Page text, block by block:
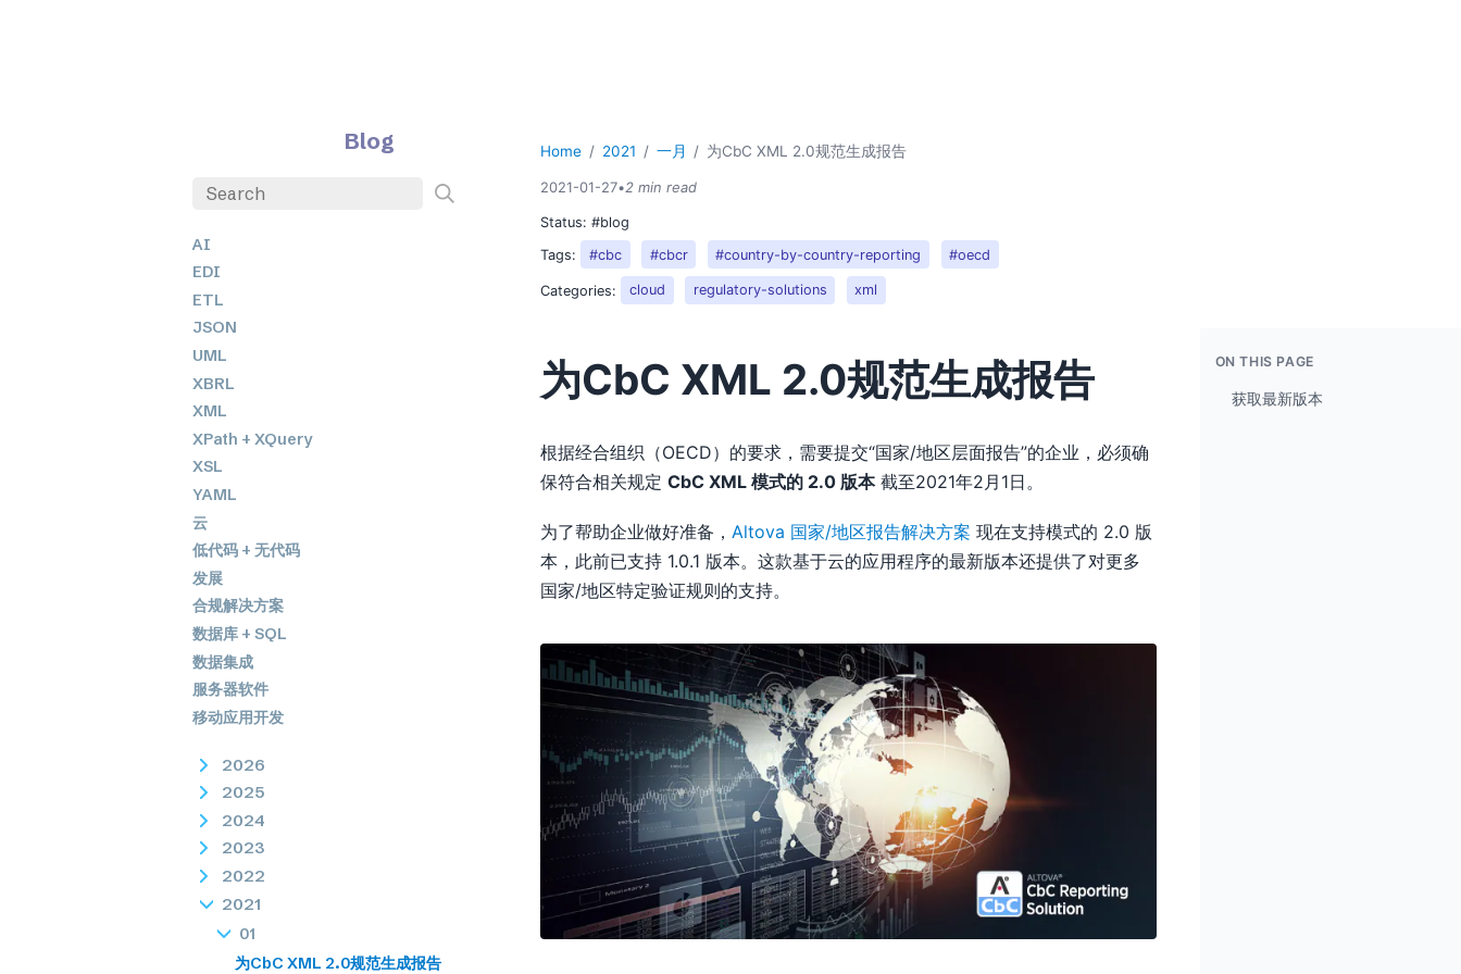
Blog
AI
EDI
ETL
JSON
UML
XBRL
XML
XPath + XQuery
XSL
YAML
云
低代码 + 无代码
发展
合规解决方案
数据库 + SQL
数据集成
服务器软件
移动应用开发
2026
2025
2024
2023
2022
2021
01
为CbC XML 2.0规范生成报告
Home 2021 一月 为CbC XML 2.0规范生成报告
2021-01-27•2 min read
Status:#blog
Tags:
#cbc #cbcr #country-by-country-reporting #oecd
Categories: cloud regulatory-solutions xml
为CbC XML 2.0规范生成报告
根据经合组织（OECD）的要求，需要提交“国家/地区层面报告”的企业，必须确
保符合相关规定CbC XML 模式的 2.0 版本截至2021年2月1日。
为了帮助企业做好准备，Altova 国家/地区报告解决方案 现在支持模式的 2.0 版
本，此前已支持 1.0.1 版本。这款基于云的应用程序的最新版本还提供了对更多
国家/地区特定验证规则的支持。
ON THIS PAGE
获取最新版本